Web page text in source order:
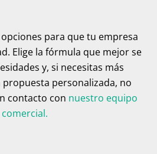
para que tu empresa
Elige la fórmula que mejor se
y, si necesitas más
personalizada, no
contacto con nuestro equipo
comercial.